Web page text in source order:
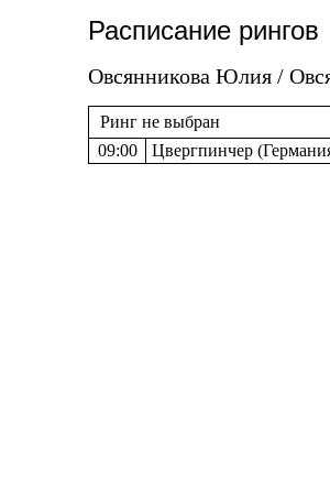
Расписание рингов
Овсянникова Юлия /
Ринг не выбран
09:00
Цвергпинчер